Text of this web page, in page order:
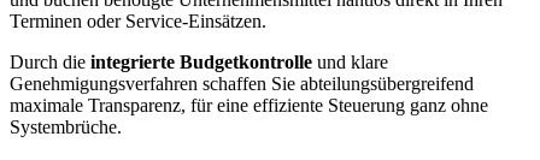
Terminen oder Service-Einsätzen.
Durch die integrierte Budgetkontrolle und klare
Genehmigungsverfahren schaffen Sie abteilungsübergreifend
maximale Transparenz, für eine effiziente Steuerung ganz ohne
Systembrüche.